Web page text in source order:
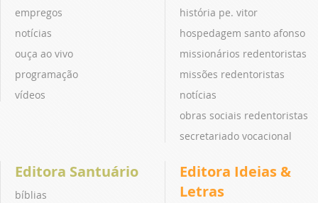
empregos
notícias
ouça ao vivo
programação
vídeos
história pe. vitor
hospedagem santo afonso
missionários redentoristas
missões redentoristas
notícias
obras sociais redentoristas
secretariado vocacional
Editora Santuário
bíblias
Editora Ideias &
Letras